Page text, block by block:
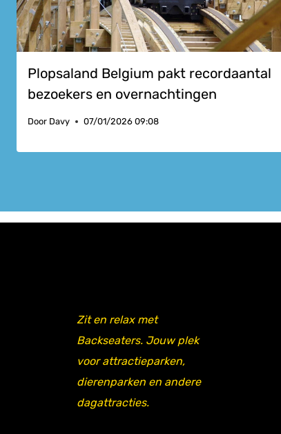
Plopsaland Belgium pakt recordaantal
bezoekers en overnachtingen
Door Davy 07/01/2026 09:08
Zit en relax met
Backseaters. Jouw plek
voor attractieparken,
dierenparken en andere
dagattracties.